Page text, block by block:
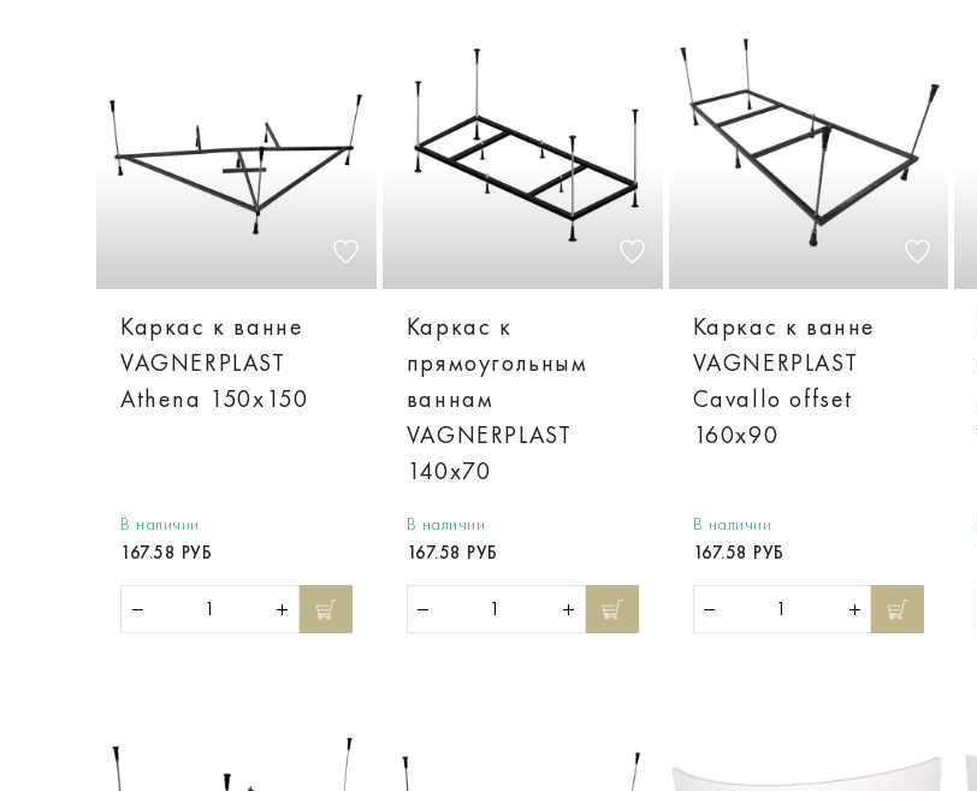
Каркас к ванне
VAGNERPLAST
Athena 150x150
В наличии
167.58 РУБ
Каркас к
прямоугольным
ваннам
VAGNERPLAST
140x70
В наличии
167.58 РУБ
Каркас к ванне
VAGNERPLAST
Cavallo offset
160x90
В наличии
167.58 РУБ